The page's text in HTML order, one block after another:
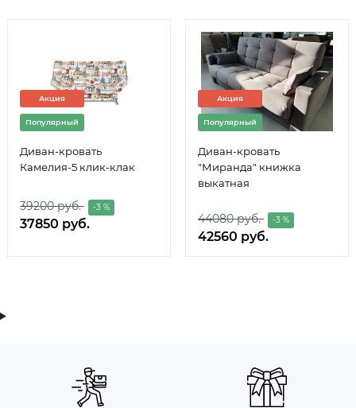
Акция
Популярный
Диван-кровать
Камелия-5 клик-клак
39200 руб. -3 %
37850 руб.
Акция
Популярный
Диван-кровать
"Миранда" книжка
выкатная
44080 руб. -3 %
42560 руб.